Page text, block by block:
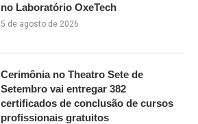
no Laboratório OxeTech
5 de agosto de 2026
Cerimônia no Theatro Sete de
Setembro vai entregar 382
certificados de conclusão de cursos
profissionais gratuitos